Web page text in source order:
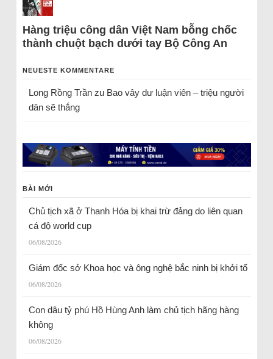
Hàng triệu công dân Việt Nam bỗng chốc
thành chuột bạch dưới tay Bộ Công An
NEUESTE KOMMENTARE
Long Rồng Trầnzu Bao vây dư luận viên – triệu người
dân sẽ thắng
BÀI MỚI
Chủ tịch xã ở Thanh Hóa bị khai trừ đảng do liên quan
cá độ world cup
06/08/2026
Giám đốc sở Khoa học và ông nghệ bắc ninh bị khởi tố
06/08/2026
Con dâu tỷ phú Hồ Hùng Anh làm chủ tịch hãng hàng
không
06/08/2026